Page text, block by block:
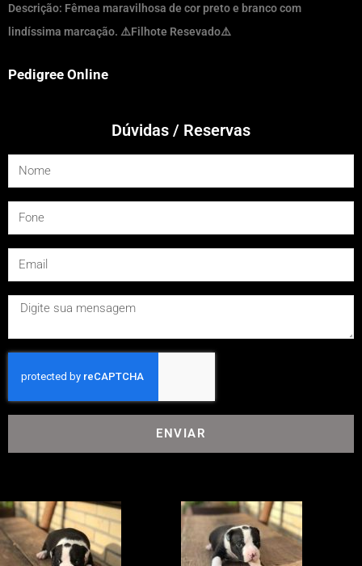
Descrição: Fêmea maravilhosa de cor preto e branco com
lindíssima marcação. ⚠️Filhote Resevado⚠️
Pedigree Online
Dúvidas / Reservas
ENVIAR